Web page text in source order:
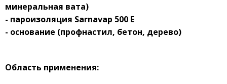
минеральная вата)
- пароизоляция Sarnavap 500 E
- основание (профнастил, бетон, дерево)
Область применения: